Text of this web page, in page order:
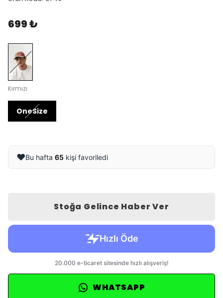
699 ₺
Kırmızı
OneSize
❤️Bu hafta 65 kişi favoriledi
Stoğa Gelince Haber Ver
WHATSAPP